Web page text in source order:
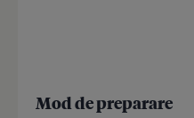
Mod de preparare